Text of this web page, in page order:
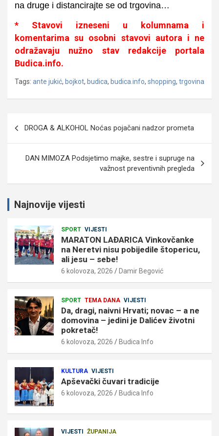
na druge i distancirajte se od trgovina…
* Stavovi izneseni u kolumnama i
komentarima su osobni stavovi autora i ne
odražavaju nužno stav redakcije portala
Budica.info.
Tags: ante jukić, bojkot, budica, budica.info, shopping, trgovina
DROGA & ALKOHOL Noćas pojačani nadzor prometa
DAN MIMOZA Podsjetimo majke, sestre i supruge na
važnost preventivnih pregleda
Najnovije vijesti
SPORT VIJESTI
MARATON LAĐARICA Vinkovčanke
na Neretvi nisu pobijedile štopericu,
ali jesu – sebe!
6 kolovoza, 2026 Damir Begović
SPORT TEMA DANA VIJESTI
Da, dragi, naivni Hrvati; novac – a ne
domovina – jedini je Dalićev životni
pokretač!
6 kolovoza, 2026 Budica Info
KULTURA VIJESTI
Apševački čuvari tradicije
6 kolovoza, 2026 Budica Info
VIJESTI ŽUPANIJA